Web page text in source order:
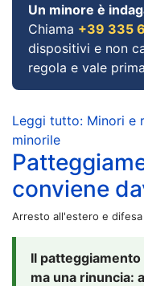
Un minore è
Chiama +39 335
dispositivi e non
regola e vale
Leggi tutto: Minori e
minorile
conviene
Arresto all'estero e
Il
ma una rinuncia: